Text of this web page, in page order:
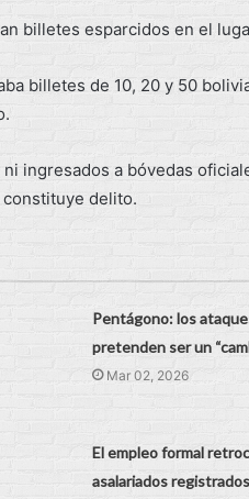
billetes esparcidos en el
billetes de 10, 20 y 50
ingresados a bóvedas
delito.
Pentágono: los
pretenden ser un
Mar 02, 2026
El empleo formal
asalariados